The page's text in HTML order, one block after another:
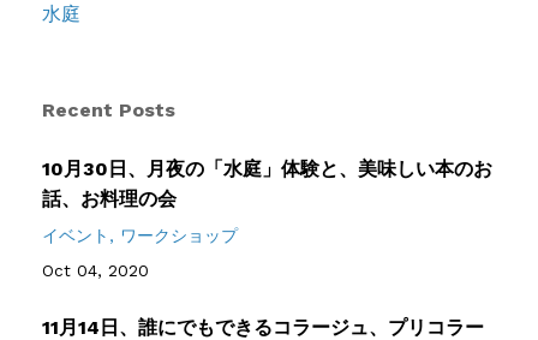
水庭
Recent Posts
10月30日、月夜の「水庭」体験と、美味しい本のお
話、お料理の会
イベント
ワークショップ
Oct 04, 2020
11月14日、誰にでもできるコラージュ、プリコラー